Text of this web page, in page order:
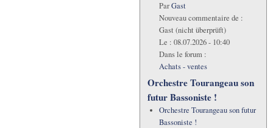
ParGast
Nouveau commentaire de :
Gast (nicht überprüft)
Le : 08.07.2026 - 10:40
Dans le forum :
Achats - ventes
Orchestre Tourangeau son
futur Bassoniste !
Orchestre Tourangeau son futur
Bassoniste !